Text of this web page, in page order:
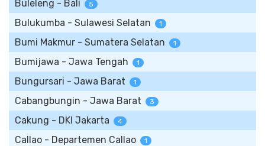
Buleleng - Bali 5
Bulukumba - Sulawesi Selatan 1
Bumi Makmur - Sumatera Selatan 1
Bumijawa - Jawa Tengah 1
Bungursari - Jawa Barat 1
Cabangbungin - Jawa Barat 3
Cakung - DKI Jakarta 4
Callao - Departemen Callao 1